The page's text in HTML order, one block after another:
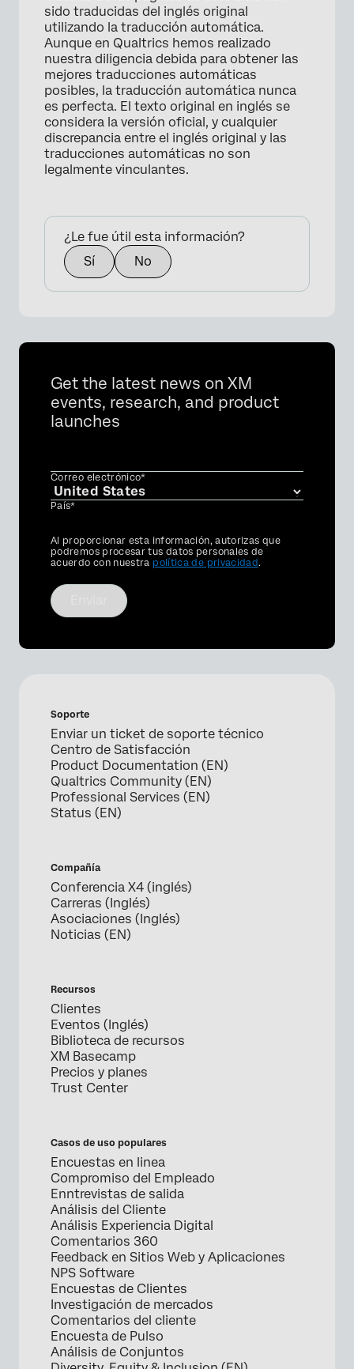
sido traducidas del inglés original
utilizando la traducción automática.
Aunque en Qualtrics hemos realizado
nuestra diligencia debida para obtener las
mejores traducciones automáticas
posibles, la traducción automática nunca
es perfecta. El texto original en inglés se
considera la versión oficial, y cualquier
discrepancia entre el inglés original y las
traducciones automáticas no son
legalmente vinculantes.
¿Le fue útil esta información?
Sí
No
Get the latest news on XM
events, research, and product
launches
Correo electrónico*
País*
Privacy
Optin
Al proporcionar esta información, autorizas que
podremos procesar tus datos personales de
acuerdo con nuestra política de privacidad.
Soporte
Enviar un ticket de soporte técnico
Centro de Satisfacción
Product Documentation (EN)
Qualtrics Community (EN)
Professional Services (EN)
Status (EN)
Compañía
Conferencia X4 (inglés)
Carreras (Inglés)
Asociaciones (Inglés)
Noticias (EN)
Recursos
Clientes
Eventos (Inglés)
Biblioteca de recursos
XM Basecamp
Precios y planes
Trust Center
Casos de uso populares
Encuestas en linea
Compromiso del Empleado
Enntrevistas de salida
Análisis del Cliente
Análisis Experiencia Digital
Comentarios 360
Feedback en Sitios Web y Aplicaciones
NPS Software
Encuestas de Clientes
Investigación de mercados
Comentarios del cliente
Encuesta de Pulso
Análisis de Conjuntos